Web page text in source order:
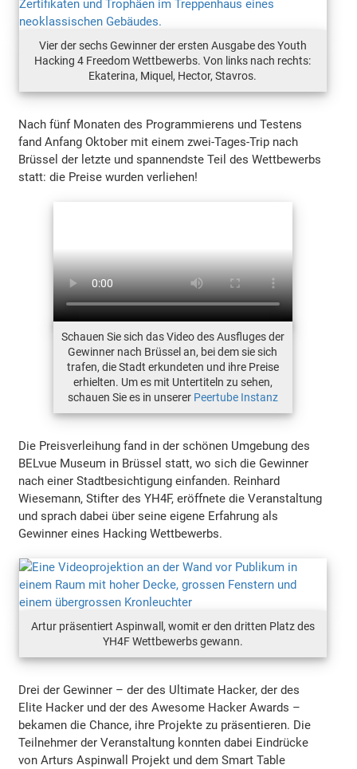
Vier der sechs Gewinner der ersten Ausgabe des Youth
Hacking 4 Freedom Wettbewerbs. Von links nach rechts:
Ekaterina, Miquel, Hector, Stavros.
Nach fünf Monaten des Programmierens und Testens
fand Anfang Oktober mit einem zwei-Tages-Trip nach
Brüssel der letzte und spannendste Teil des Wettbewerbs
statt: die Preise wurden verliehen!
Schauen Sie sich das Video des Ausfluges der
Gewinner nach Brüssel an, bei dem sie sich
trafen, die Stadt erkundeten und ihre Preise
erhielten. Um es mit Untertiteln zu sehen,
schauen Sie es in unserer Peertube Instanz
Die Preisverleihung fand in der schönen Umgebung des
BELvue Museum in Brüssel statt, wo sich die Gewinner
nach einer Stadtbesichtigung einfanden. Reinhard
Wiesemann, Stifter des YH4F, eröffnete die Veranstaltung
und sprach dabei über seine eigene Erfahrung als
Gewinner eines Hacking Wettbewerbs.
Artur präsentiert Aspinwall, womit er den dritten Platz des
YH4F Wettbewerbs gewann.
Drei der Gewinner – der des Ultimate Hacker, der des
Elite Hacker und der des Awesome Hacker Awards –
bekamen die Chance, ihre Projekte zu präsentieren. Die
Teilnehmer der Veranstaltung konnten dabei Eindrücke
von Arturs Aspinwall Projekt und dem Smart Table